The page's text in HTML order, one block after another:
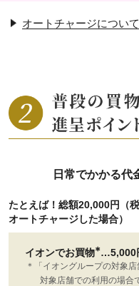
オートチャージについ
日常でかかる代
たとえば！総額20,000円（
オートチャージした場合）
イオンでお買物＊…5,000
＊
「イオングループの対象
対象店舗での利用の場合